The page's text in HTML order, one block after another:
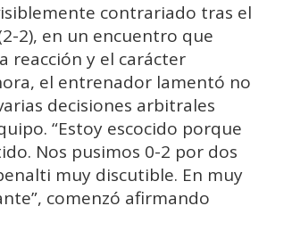
contrariado tras el
2), en un encuentro que
reacción y el carácter
el entrenador lamentó no
decisiones arbitrales
“Estoy escocido porque
Nos pusimos 0-2 por dos
muy discutible. En muy
comenzó afirmando